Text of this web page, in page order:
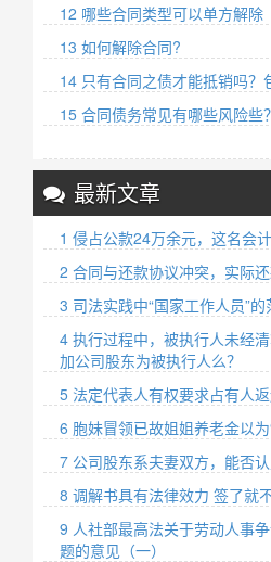
12 哪些合同类型可以单方解除
13 如何解除合同?
14 只有合同之债才能抵销吗？
15 合同债务常见有哪些风险些
最新文章
1 侵占公款24万余元，这名会计
2 合同与还款协议冲突，实际
3 司法实践中“国家工作人员”
4 执行过程中，被执行人未经
加公司股东为被执行人么？
5 法定代表人有权要求占有人
6 胞妹冒领已故姐姐养老金以为
7 公司股东系夫妻双方，能否认
8 调解书具有法律效力 签了就
9 人社部最高法关于劳动人事
题的意见（一）